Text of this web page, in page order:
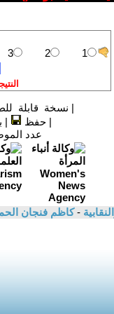
| نسخة قابلة
|حفظ |
عدد
-كاظم فنجان